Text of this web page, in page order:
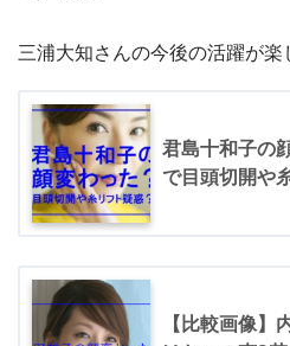
三浦大知さんの今後の活躍が楽
君島十和子の
で目頭切開や
【比較画像】